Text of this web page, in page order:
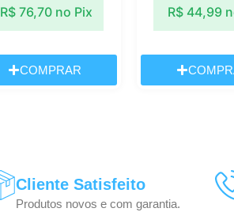
R$ 76,70 no Pix
COMPRAR
R$44,99
Cliente Satisfeito
Produtos novos e com garantia.